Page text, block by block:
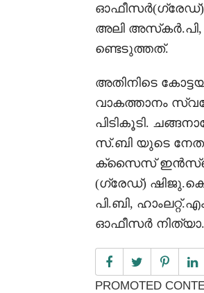
ഓഫീസർ(ഗ്രേഡ്)
അലി
ണ്ടെടുത്തത്.
അതിനിടെ
വാകത്താനം
പിടികൂടി.
സ്.ബി യുടെ
ക്‌സൈസ്
(ഗ്രേഡ്)
പി.ബി,
ഓഫീസർ